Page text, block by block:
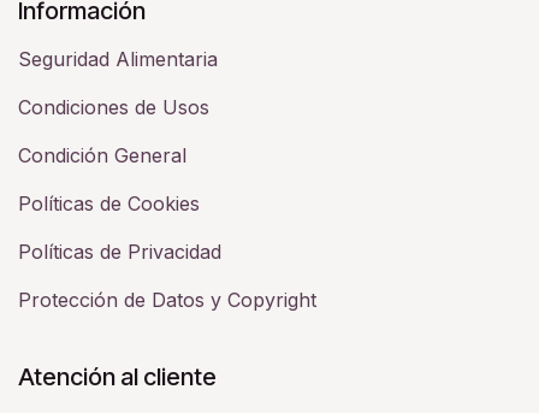
Información
Seguridad Alimentaria
Condiciones de Usos
Condición General
Políticas de Cookies
Políticas de Privacidad
Protección de Datos y Copyright
Atención al cliente